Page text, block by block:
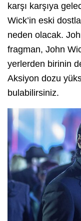
karşı karşıya
Wick’in eski
neden olacak.
fragman, John
yerlerden birinin
Aksiyon dozu
bulabilirsiniz.